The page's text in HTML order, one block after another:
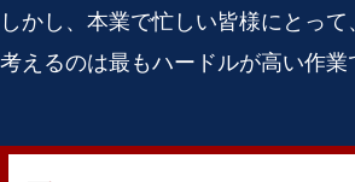
しかし、本業で忙しい皆様にとっ
考えるのは最もハードルが高い作業